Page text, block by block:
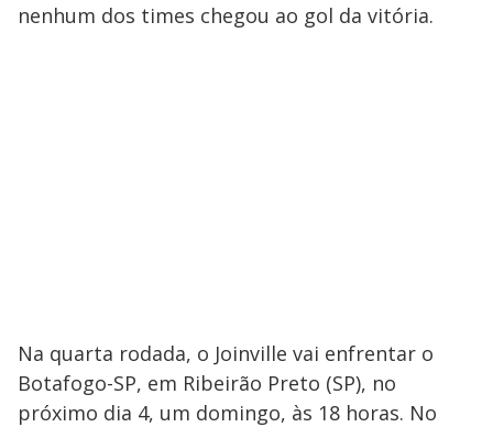
nenhum dos times chegou ao gol da vitória.
Na quarta rodada, o Joinville vai enfrentar o
Botafogo-SP, em Ribeirão Preto (SP), no
próximo dia 4, um domingo, às 18 horas. No